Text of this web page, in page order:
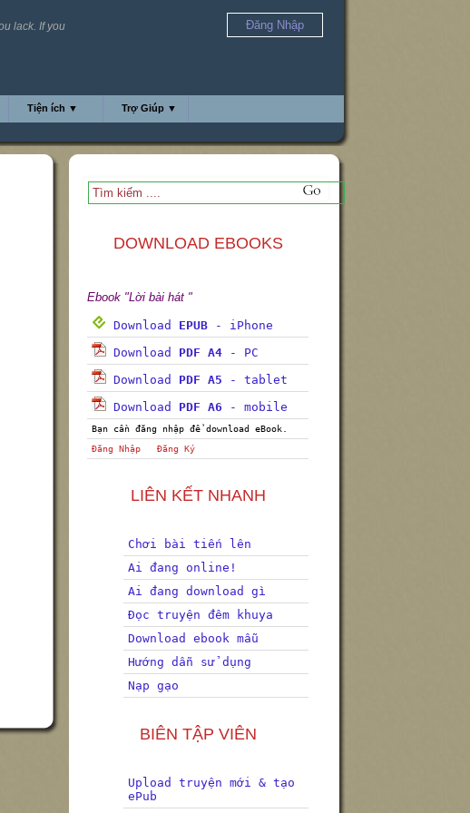
lack. If you
Đăng Nhập
Tiện ích ▼ Trợ Giúp ▼
DOWNLOAD EBOOKS
Ebook "Lời bài hát "
Download EPUB - iPhone
Download PDF A4 - PC
Download PDF A5 - tablet
Download PDF A6 - mobile
Bạn cần đăng nhập để download eBook.
Đăng Nhập
Đăng Ký
LIÊN KẾT NHANH
Chơi bài tiến lên
Ai đang online!
Ai đang download gì
Đọc truyện đêm khuya
Download ebook mẫu
Hướng dẫn sử dụng
Nạp gạo
BIÊN TẬP VIÊN
Upload truyện mới & tạo
ePub